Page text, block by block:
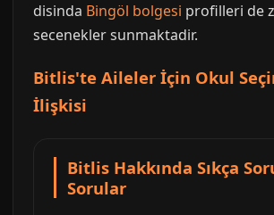
disinda Bingöl bolgesi profilleri de
secenekler sunmaktadir.
Bitlis'te Aileler İçin Okul
İlişkisi
Bitlis Hakkında Sıkça
Sorular